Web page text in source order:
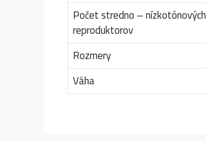
Počet stredno – nízkotónových
reproduktorov
Rozmery
Váha